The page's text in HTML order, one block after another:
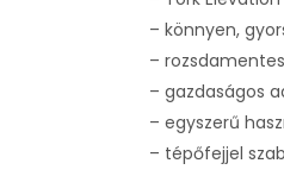
– könnyen,
–
– gazdaságos
– egyszerű
– tépőfejjel